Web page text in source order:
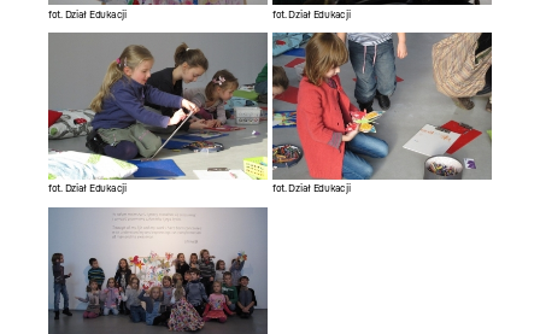
fot. Dział Edukacji fot. Dział Edukacji
fot. Dział Edukacji fot. Dział Edukacji